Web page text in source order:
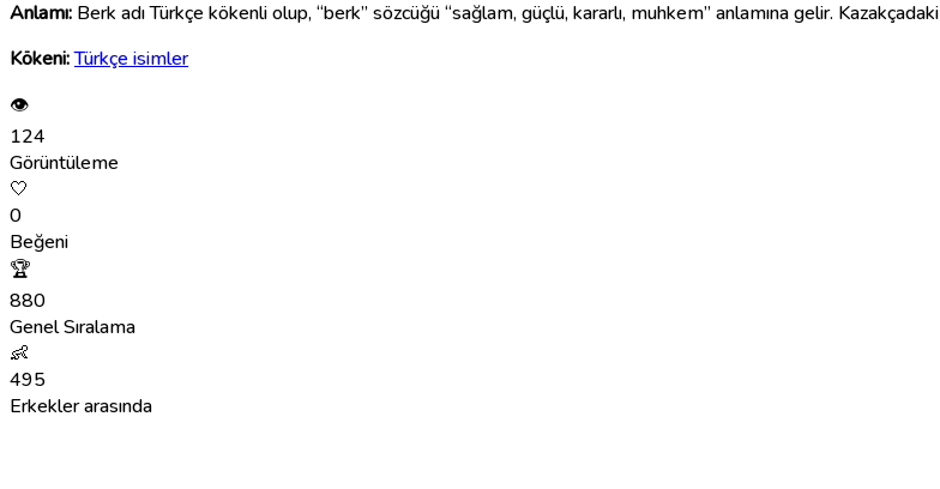
Anlamı: Berk adı Türkçe kökenli olup, “berk” sözcüğü “sağlam, güçlü, kararlı, muhkem” anlamına gelir. Kazakçadaki
Kökeni:Türkçe isimler
👁
124
Görüntüleme
🤍
0
Beğeni
🏆
880
Genel Sıralama
👶
495
Erkekler arasında